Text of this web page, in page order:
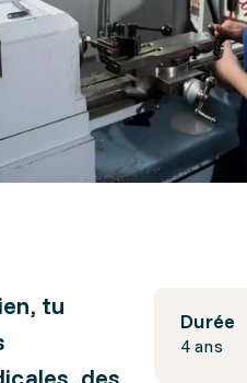
Durée
4 ans
tu